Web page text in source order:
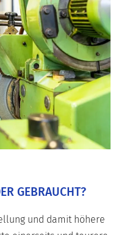
GEBRAUCHT?
und damit höhere